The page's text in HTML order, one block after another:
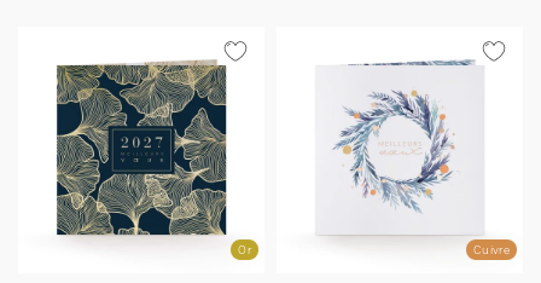
Or Cuivre